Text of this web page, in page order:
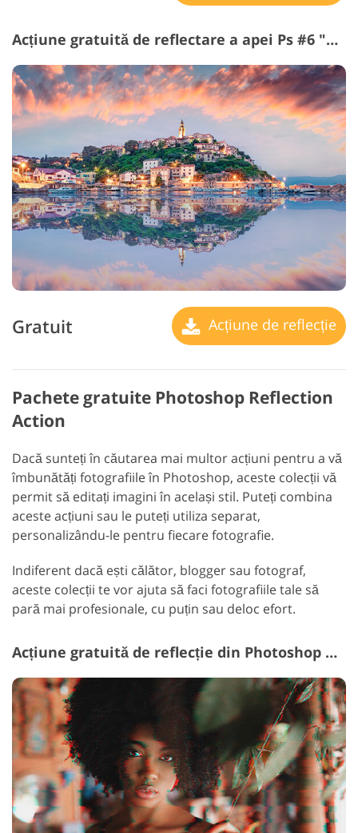
Acțiune gratuită de reflectare a apei Ps #6 "Water Surface"
Gratuit Acțiune de reflecție
Pachete gratuite Photoshop Reflection
Action
Dacă sunteți în căutarea mai multor acțiuni pentru a vă
îmbunătăți fotografiile în Photoshop, aceste colecții vă
permit să editați imagini în același stil. Puteți combina
aceste acțiuni sau le puteți utiliza separat,
personalizându-le pentru fiecare fotografie.
Indiferent dacă ești călător, blogger sau fotograf,
aceste colecții te vor ajuta să faci fotografiile tale să
pară mai profesionale, cu puțin sau deloc efort.
Acțiune gratuită de reflecție din Photoshop #7 "Lost Footage"